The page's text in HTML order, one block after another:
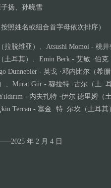
扬、孙晓雪
照姓名或组合首字母依次排序）
拉脱维亚）、Atsushi Momoi - 桃井
土耳其）、Emin Berk - 艾敏 ·伯
Dunnebier - 英戈 ·邓内比尔（希
、Murat Gür - 穆拉特 ·古尔（土
- 内夫扎特 ·伊尔 德里姆（
Tercan - 塞金 ·特 尔坎（土耳其
年 2 月 4 日